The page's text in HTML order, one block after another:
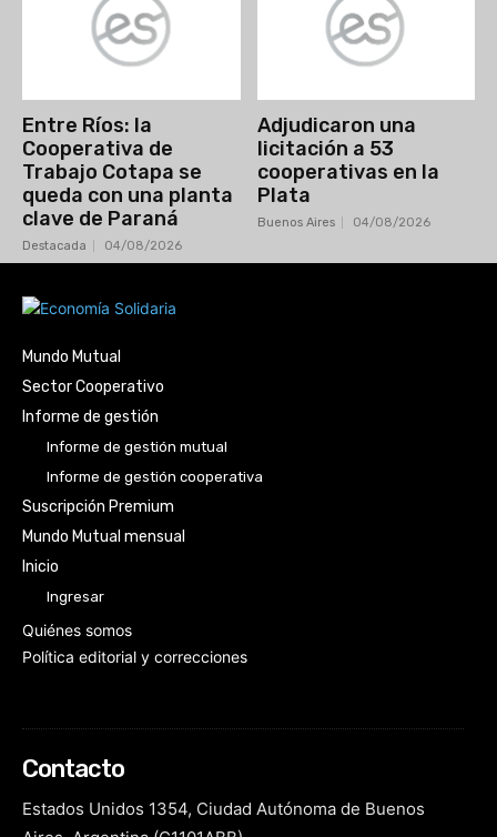
Entre Ríos: la
Cooperativa de
Trabajo Cotapa se
queda con una planta
clave de Paraná
Destacada 04/08/2026
Adjudicaron una
licitación a 53
cooperativas en la
Plata
Buenos Aires 04/08/2026
Mundo Mutual
Sector Cooperativo
Informe de gestión
Informe de gestión mutual
Informe de gestión cooperativa
Suscripción Premium
Mundo Mutual mensual
Inicio
Ingresar
Quiénes somos
Política editorial y correcciones
Contacto
Estados Unidos 1354, Ciudad Autónoma de Buenos